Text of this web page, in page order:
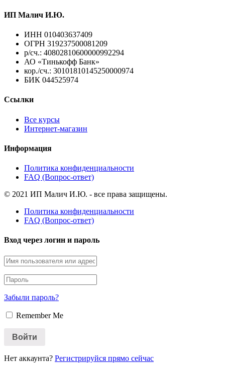
ИП Малич И.Ю.​
ИНН 010403637409
ОГРН 319237500081209
р/сч.: 40802810600000992294
АО «Тинькофф Банк»
кор./сч.: 30101810145250000974
БИК 044525974
Ссылки
Все курсы
Интернет-магазин
Информация
Политика конфиденциальности
FAQ (Вопрос-ответ)
© 2021 ИП Малич И.Ю. - все права защищены.
Политика конфиденциальности
FAQ (Вопрос-ответ)
Вход через логин и пароль
Забыли пароль?
Remember Me
Нет аккаунта? Регистрируйся прямо сейчас